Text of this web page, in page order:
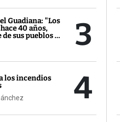
Guadiana: "Los
40 años,
sus pueblos o
3
los incendios
4